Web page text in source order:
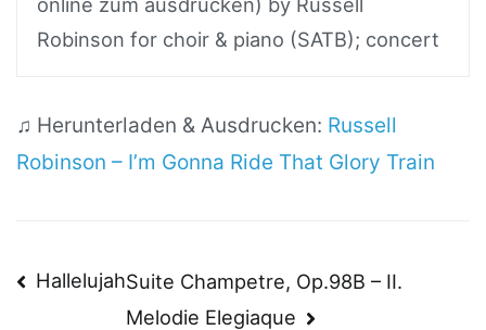
Robinson for choir & piano (SATB); concert
♫ Herunterladen & Ausdrucken: Russell
Robinson – I’m Gonna Ride That Glory Train
Beitragsnavigation
HallelujahSuite Champetre, Op.98B – II.
Melodie Elegiaque